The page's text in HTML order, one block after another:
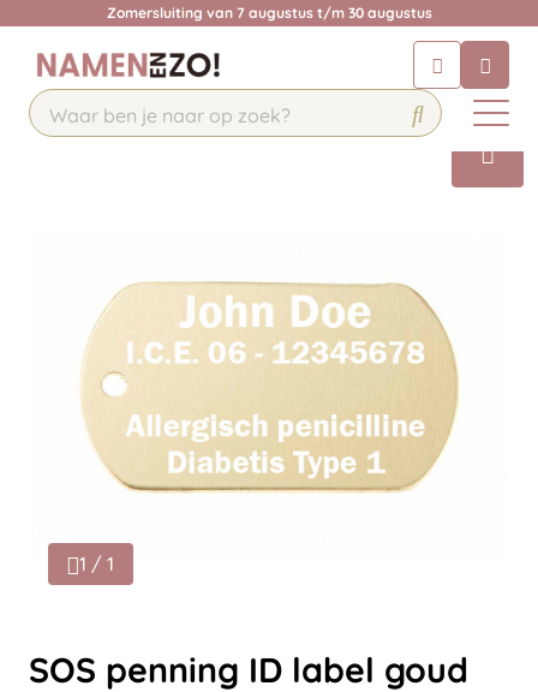
Zomersluiting van 7 augustus t/m 30 augustus
Chat 24/7 met onze chatbot voor
hulp
Contact
1 / 1
SOS penning ID label goud